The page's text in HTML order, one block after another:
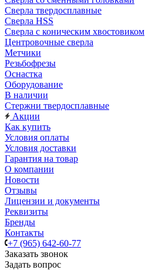
Сверла твердосплавные
Сверла HSS
Сверла с коническим хвостовиком
Центровочные сверла
Метчики
Резьбофрезы
Оснастка
Оборудование
В наличии
Стержни твердосплавные
Акции
Как купить
Условия оплаты
Условия доставки
Гарантия на товар
О компании
Новости
Отзывы
Лицензии и документы
Реквизиты
Бренды
Контакты
+7 (965) 642-60-77
Заказать звонок
Задать вопрос